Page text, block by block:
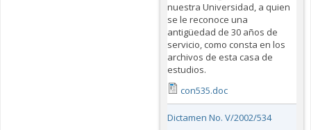
nuestra Universidad, a quien
se le reconoce una
antigüedad de 30 años de
servicio, como consta en los
archivos de esta casa de
estudios.
con535.doc
Dictamen No. V/2002/534